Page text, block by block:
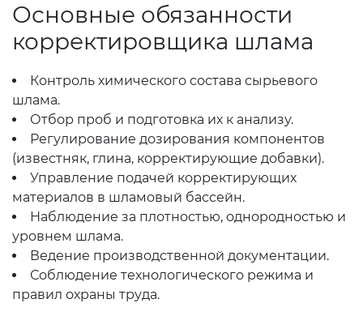
Основные обязанности
корректировщика шлама
Контроль химического состава сырьевого
шлама.
Отбор проб и подготовка их к анализу.
Регулирование дозирования компонентов
(известняк, глина, корректирующие добавки).
Управление подачей корректирующих
материалов в шламовый бассейн.
Наблюдение за плотностью, однородностью и
уровнем шлама.
Ведение производственной документации.
Соблюдение технологического режима и
правил охраны труда.